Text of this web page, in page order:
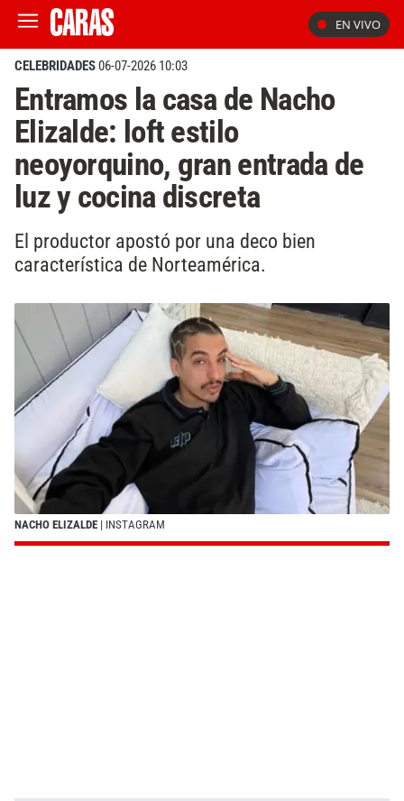
EN VIVO
CELEBRIDADES06-07-2026 10:03
Entramos la casa de Nacho
Elizalde: loft estilo
neoyorquino, gran entrada de
luz y cocina discreta
El productor apostó por una deco bien
característica de Norteamérica.
NACHO ELIZALDE | INSTAGRAM